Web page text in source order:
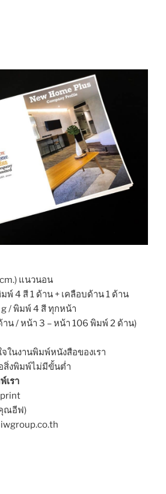
แนวนอน
พ์ 4 สี 1 ด้าน + เคลือบด้าน 1 ด้าน
g / พิมพ์ 4 สี ทุกหน้า
าน / หน้า 3 – หน้า 106 พิมพ์ 2 ด้าน)
ในงานพิมพ์หนังสือของเรา
สิ่งพิมพ์ไม่มีขั้นต่ำ
เรา
ณอีฟ)